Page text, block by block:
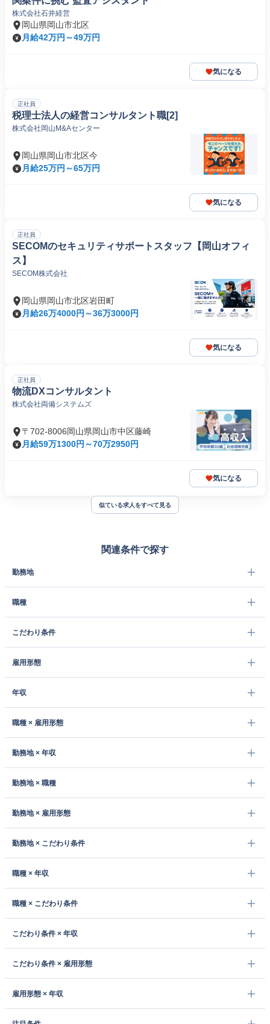
株式会社石井経営
岡山県岡山市北区
月給42万円～49万円
気になる
正社員
税理士法人の経営コンサルタント職[2]
株式会社岡山M&Aセンター
岡山県岡山市北区今
月給25万円～65万円
気になる
正社員
SECOMのセキュリティサポートスタッフ【岡山オフィ
ス】
SECOM株式会社
岡山県岡山市北区岩田町
月給26万4000円～36万3000円
気になる
正社員
物流DXコンサルタント
株式会社両備システムズ
〒702-8006岡山県岡山市中区藤崎
月給59万1300円～70万2950円
気になる
似ている求人をすべて見る
関連条件で探す
勤務地
職種
こだわり条件
雇用形態
年収
職種 × 雇用形態
勤務地 × 年収
勤務地 × 職種
勤務地 × 雇用形態
勤務地 × こだわり条件
職種 × 年収
職種 × こだわり条件
こだわり条件 × 年収
こだわり条件 × 雇用形態
雇用形態 × 年収